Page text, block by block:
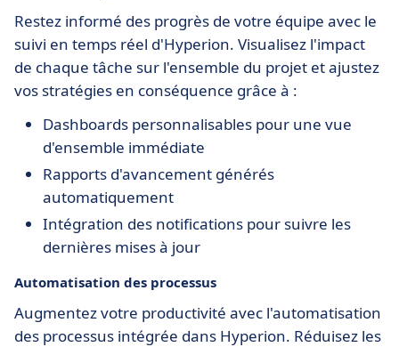
Restez informé des progrès de votre équipe avec le
suivi en temps réel d'Hyperion. Visualisez l'impact
de chaque tâche sur l'ensemble du projet et ajustez
vos stratégies en conséquence grâce à :
Dashboards personnalisables pour une vue
d'ensemble immédiate
Rapports d'avancement générés
automatiquement
Intégration des notifications pour suivre les
dernières mises à jour
Automatisation des processus
Augmentez votre productivité avec l'automatisation
des processus intégrée dans Hyperion. Réduisez les